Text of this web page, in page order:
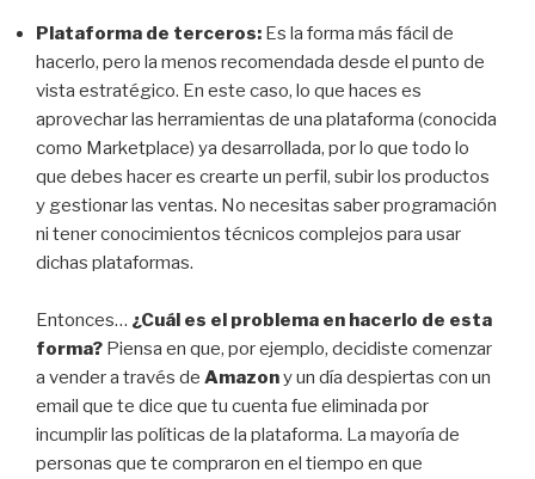
Plataforma de terceros: Es la forma más fácil de
hacerlo, pero la menos recomendada desde el punto de
vista estratégico. En este caso, lo que haces es
aprovechar las herramientas de una plataforma (conocida
como Marketplace) ya desarrollada, por lo que todo lo
que debes hacer es crearte un perfil, subir los productos
y gestionar las ventas. No necesitas saber programación
ni tener conocimientos técnicos complejos para usar
dichas plataformas.
Entonces… ¿Cuál es el problema en hacerlo de esta
forma? Piensa en que, por ejemplo, decidiste comenzar
a vender a través de Amazony un día despiertas con un
email que te dice que tu cuenta fue eliminada por
incumplir las políticas de la plataforma. La mayoría de
personas que te compraron en el tiempo en que